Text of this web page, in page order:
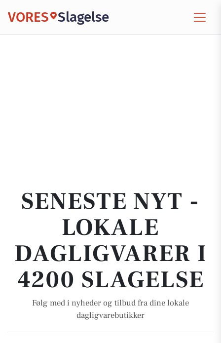
VORES Slagelse
SENESTE NYT -
LOKALE
DAGLIGVARER I
4200 SLAGELSE
Følg med i nyheder og tilbud fra dine lokale
dagligvarebutikker